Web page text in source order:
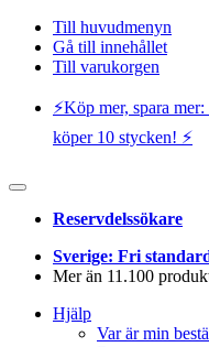
Till huvudmenyn
Gå till innehållet
Till varukorgen
⚡️Köp mer, spara
köper 10 stycken! ⚡️
Reservdelssökare
Sverige: Fri
Mer än 11.100
Hjälp
Var är min